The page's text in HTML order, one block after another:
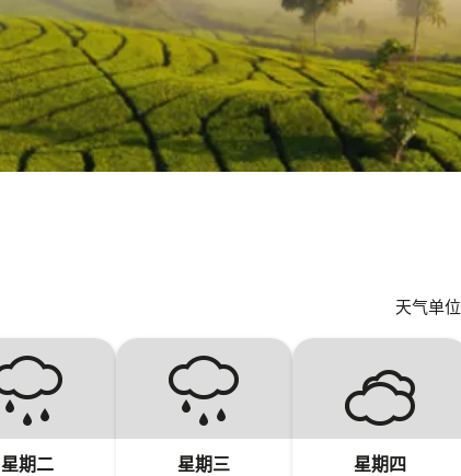
天气单位
星期二 星期三 星期四